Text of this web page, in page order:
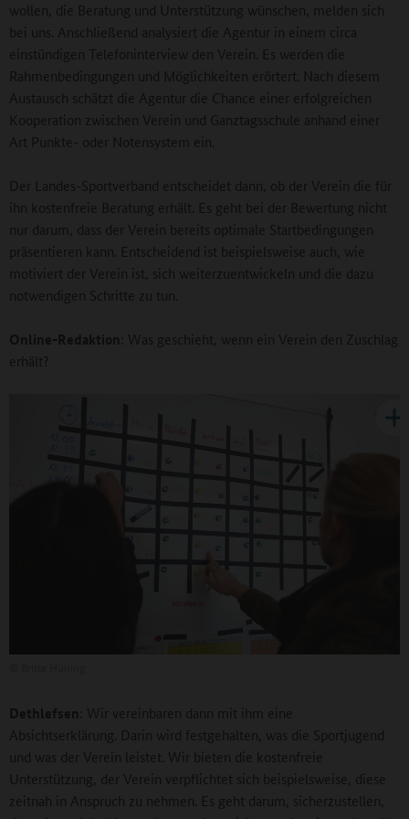
wollen, die Beratung und Unterstützung wünschen, melden sich
bei uns. Anschließend analysiert die Agentur in einem circa
einstündigen Telefoninterview den Verein. Es werden die
Rahmenbedingungen und Möglichkeiten erörtert. Nach diesem
Austausch schätzt die Agentur die Chance einer erfolgreichen
Kooperation zwischen Verein und Ganztagsschule anhand einer
Art Punkte- oder Notensystem ein.
Der Landes-Sportverband entscheidet dann, ob der Verein die für
ihn kostenfreie Beratung erhält. Es geht bei der Bewertung nicht
nur darum, dass der Verein bereits optimale Startbedingungen
präsentieren kann. Entscheidend ist beispielsweise auch, wie
motiviert der Verein ist, sich weiterzuentwickeln und die dazu
notwendigen Schritte zu tun.
Online-Redaktion : Was geschieht, wenn ein Verein den Zuschlag
erhält?
Dethlefsen : Wir vereinbaren dann mit ihm eine
Absichtserklärung. Darin wird festgehalten, was die Sportjugend
und was der Verein leistet. Wir bieten die kostenfreie
Unterstützung, der Verein verpflichtet sich beispielsweise, diese
zeitnah in Anspruch zu nehmen. Es geht darum, sicherzustellen,